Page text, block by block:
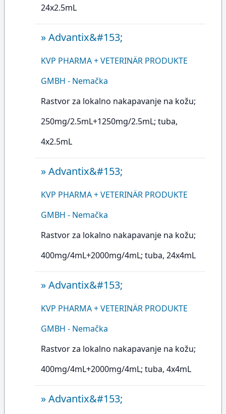
24x2.5mL
»Advantix&#153;
KVP PHARMA + VETERINÄR PRODUKTE
GMBH - Nemačka
Rastvor za lokalno nakapavanje na kožu;
250mg/2.5mL+1250mg/2.5mL; tuba,
4x2.5mL
»Advantix&#153;
KVP PHARMA + VETERINÄR PRODUKTE
GMBH - Nemačka
Rastvor za lokalno nakapavanje na kožu;
400mg/4mL+2000mg/4mL; tuba, 24x4mL
»Advantix&#153;
KVP PHARMA + VETERINÄR PRODUKTE
GMBH - Nemačka
Rastvor za lokalno nakapavanje na kožu;
400mg/4mL+2000mg/4mL; tuba, 4x4mL
»Advantix&#153;